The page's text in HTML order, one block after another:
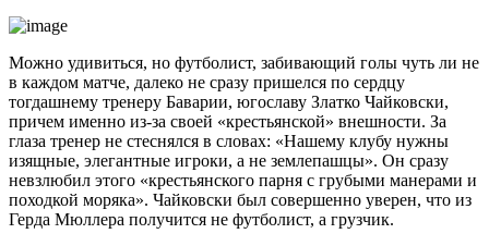
Можно удивиться, но футболист, забивающий голы чуть ли не
в каждом матче, далеко не сразу пришелся по сердцу
тогдашнему тренеру Баварии, югославу Златко Чайковски,
причем именно из-за своей «крестьянской» внешности. За
глаза тренер не стеснялся в словах: «Нашему клубу нужны
изящные, элегантные игроки, а не землепашцы». Он сразу
невзлюбил этого «крестьянского парня с грубыми манерами и
походкой моряка». Чайковски был совершенно уверен, что из
Герда Мюллера получится не футболист, а грузчик.